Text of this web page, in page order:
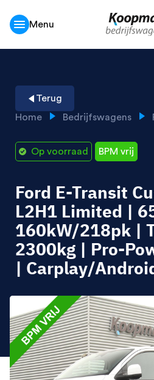
Menu
Terug
Home
Bedrijfswagens
Op voorraad BPM vrij
Ford E-Transit
L2H1 Limited |
160kW/218pk |
2300kg | Pro-
| Carplay/